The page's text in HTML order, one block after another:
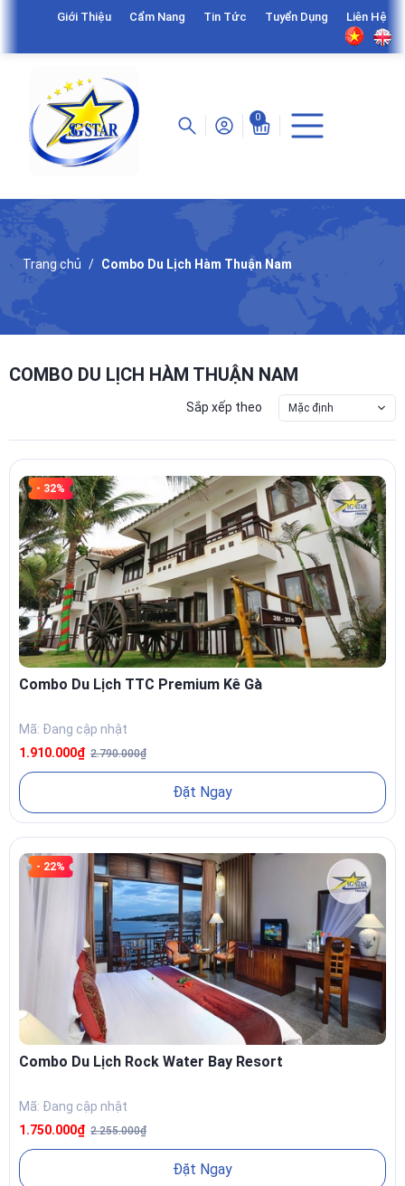
Giới Thiệu Cẩm Nang Tin Tức Tuyển Dụng Liên Hệ
0
Trang chủ Combo Du Lịch Hàm Thuận Nam
COMBO DU LỊCH HÀM THUẬN NAM
Sắp xếp theo Mặc định
- 32%
Combo Du Lịch TTC Premium Kê Gà
Mã: Đang cập nhật
1.910.000₫ 2.790.000₫
Đặt Ngay
- 22%
Combo Du Lịch Rock Water Bay Resort
Mã: Đang cập nhật
1.750.000₫ 2.255.000₫
Đặt Ngay